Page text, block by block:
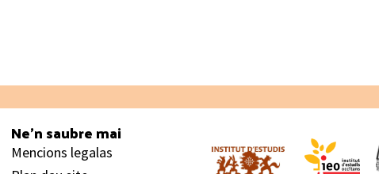
Ne’n saubre mai
Mencions legalas